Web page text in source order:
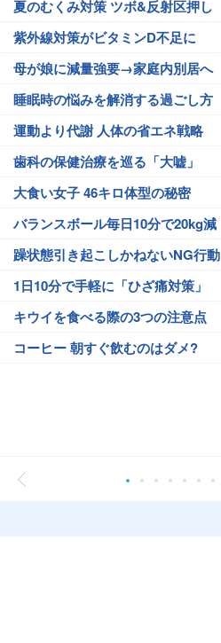
夏のむくみ対策 ツボ&反射区押し
紫外線対策がビタミンD不足に
母が娘に減量強要→家庭内別居へ
睡眠時の悩みを解消する過ごし方
運動より代謝 人体の省エネ戦略
歯科の保健治療を巡る「大嘘」
大食い女子 46キロ体型の秘密
バランスボール毎日10分で20kg減
躁状態引き起こしかねないNG行動
1日10分で手軽に「ひざ痛対策」
キウイを食べる際の3つの注意点
コーヒー 朝すぐ飲むのはダメ?